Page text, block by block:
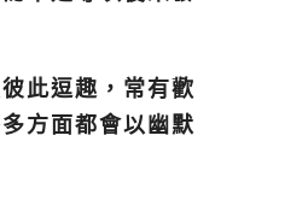
此逗趣，常有歡
方面都會以幽默